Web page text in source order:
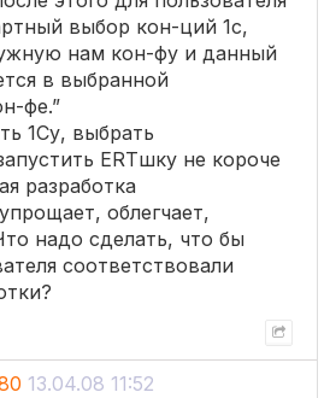
выбор кон-ций 1с,
нам кон-фу и данный
в выбранной
фе.”
1Су, выбрать
ERTшку не короче
разработка
облегчает,
надо сделать, что бы
соответствовали
13.04.08 11:52